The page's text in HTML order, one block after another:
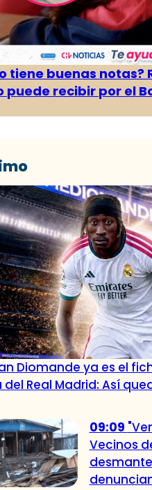
tiene buenas notas?
puede recibir por el
Diomande ya es el
Real Madrid: Así
09:09
Vecinos